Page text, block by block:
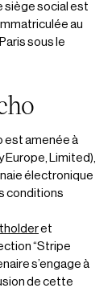
siège social est
au
sous le
est amenée à
Europe, Limited),
électronique
conditions
et
“Stripe
s’engage à
de cette